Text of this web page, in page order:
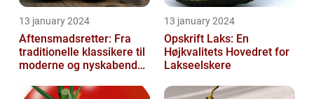
13 january 2024
Aftensmadsretter: Fra
traditionelle klassikere til
moderne og nyskabende
13 january 2024
Opskrift Laks: En
Højkvalitets Hovedret for
Lakseelskere